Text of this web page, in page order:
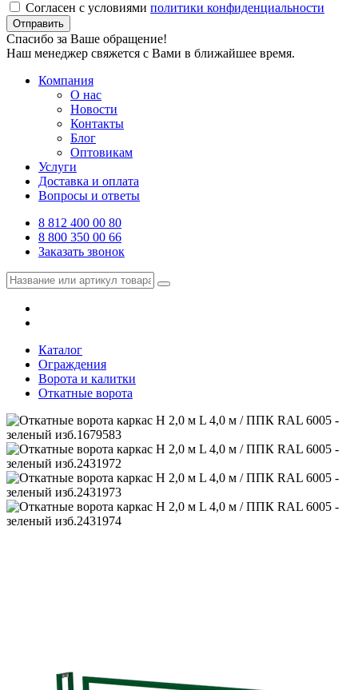
Согласен с условиями политики конфиденциальности
Отправить
Спасибо за Ваше обращение!
Наш менеджер свяжется с Вами в ближайшее время.
Компания
О нас
Новости
Контакты
Блог
Оптовикам
Услуги
Доставка и оплата
Вопросы и ответы
8 812 400 00 80
8 800 350 00 66
Заказать звонок
Каталог
Ограждения
Ворота и калитки
Откатные ворота